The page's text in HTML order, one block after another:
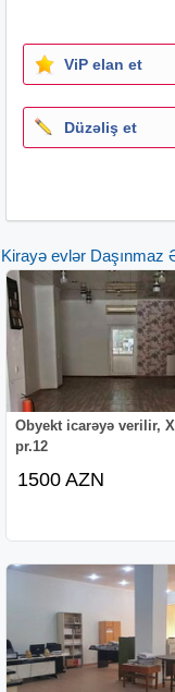
ViP elan et
Düzəliş et
Kirayə evlər Daşınmaz
Obyekt icarəyə verilir,
pr.12
1500 AZN